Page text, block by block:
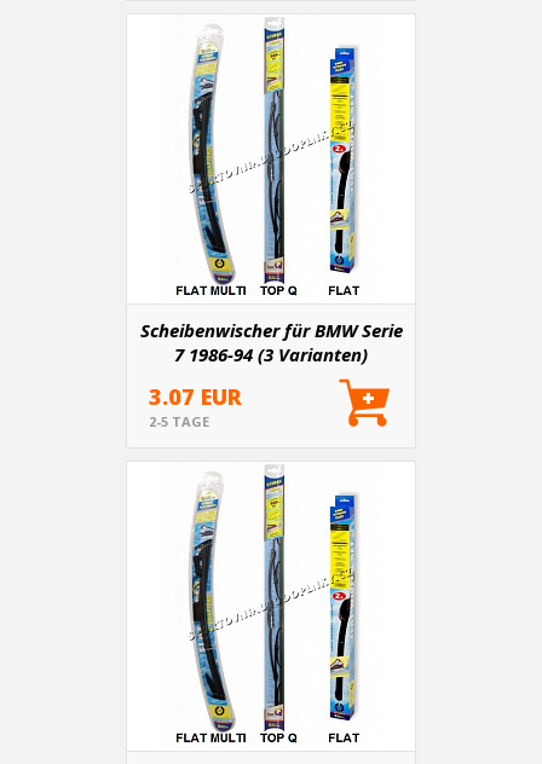
Scheibenwischer für BMW Serie
7 1986-94 (3 Varianten)
3.07 EUR
2-5 TAGE